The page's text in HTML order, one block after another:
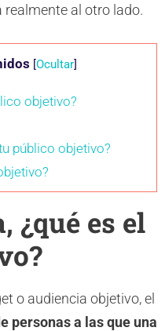
realmente al otro lado.
[Ocultar]
objetivo?
público objetivo?
¿qué es el
o audiencia objetivo, el
personas a las que una